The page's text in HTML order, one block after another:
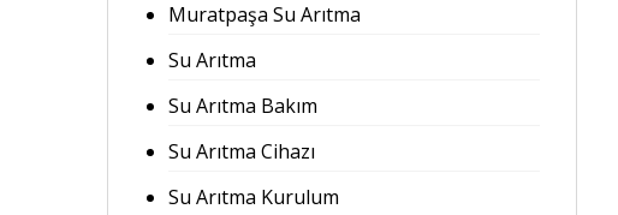
Muratpaşa Su Arıtma
Su Arıtma
Su Arıtma Bakım
Su Arıtma Cihazı
Su Arıtma Kurulum